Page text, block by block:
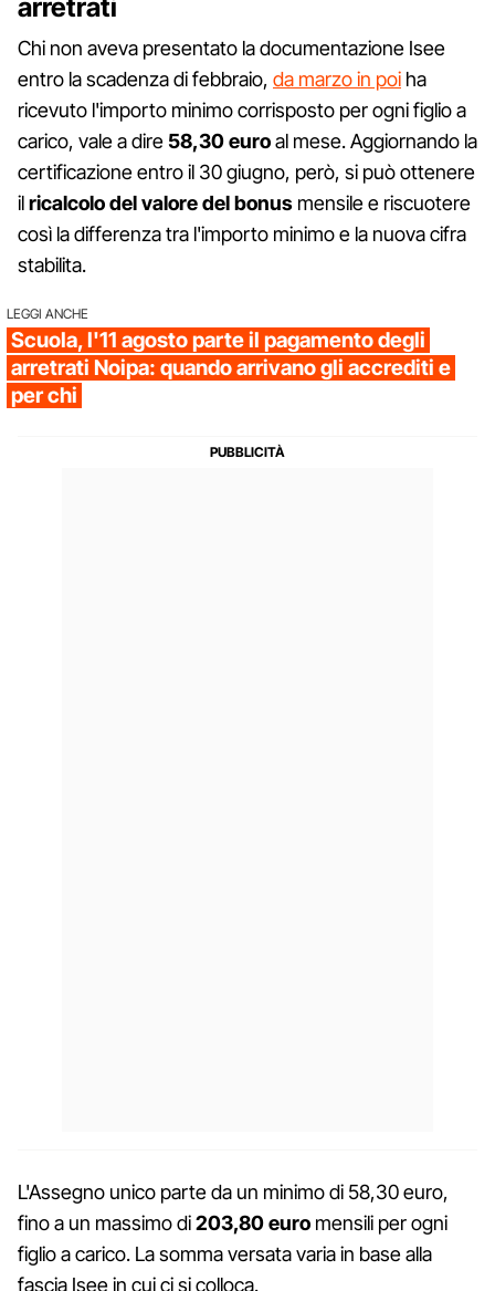
arretrati
Chi non aveva presentato la documentazione Isee
entro la scadenza di febbraio, da marzo in poi ha
ricevuto l'importo minimo corrisposto per ogni figlio a
carico, vale a dire 58,30 euroal mese. Aggiornando la
certificazione entro il 30 giugno, però, si può ottenere
ilricalcolo del valore del bonus mensile e riscuotere
così la differenza tra l'importo minimo e la nuova cifra
stabilita.
LEGGI ANCHE
Scuola, l'11 agosto parte il pagamento degli
arretrati Noipa: quando arrivano gli accrediti e
per chi
L'Assegno unico parte da un minimo di 58,30 euro,
fino a un massimo di203,80 euro mensili per ogni
figlio a carico. La somma versata varia in base alla
fascia Isee in cui ci si colloca.